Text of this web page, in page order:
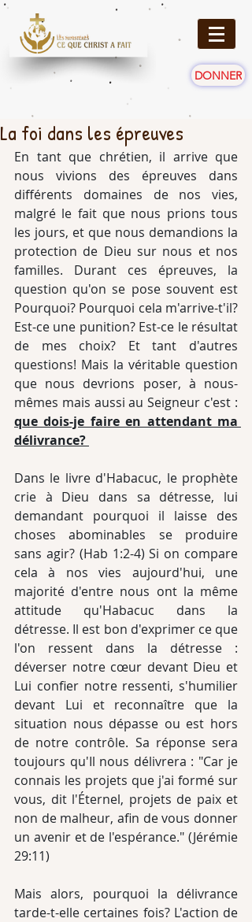
DONNER
La foi dans les épreuves
En tant que chrétien, il arrive que
nous vivions des épreuves dans
différents domaines de nos vies,
malgré le fait que nous prions tous
les jours, et que nous demandions la
protection de Dieu sur nous et nos
familles. Durant ces épreuves, la
question qu'on se pose souvent est
Pourquoi? Pourquoi cela m'arrive-t'il?
Est-ce une punition? Est-ce le résultat
de mes choix? Et tant d'autres
questions! Mais la véritable question
que nous devrions poser, à nous-
que dois-je faire en attendant ma
délivrance?
Dans le livre d'Habacuc, le prophète
crie à Dieu dans sa détresse, lui
demandant pourquoi il laisse des
choses abominables se produire
sans agir? (Hab 1:2-4) Si on compare
cela à nos vies aujourd'hui, une
majorité d'entre nous ont la même
attitude qu'Habacuc dans la
détresse. Il est bon d'exprimer ce que
l'on ressent dans la détresse :
déverser notre cœur devant Dieu et
Lui confier notre ressenti, s'humilier
devant Lui et reconnaître que la
situation nous dépasse ou est hors
de notre contrôle. Sa réponse sera
toujours qu'Il nous délivrera : "Car je
connais les projets que j'ai formé sur
vous, dit l'Éternel, projets de paix et
non de malheur, afin de vous donner
un avenir et de l'espérance." (Jérémie
29:11)
Mais alors, pourquoi la délivrance
tarde-t-elle certaines fois? L'action de